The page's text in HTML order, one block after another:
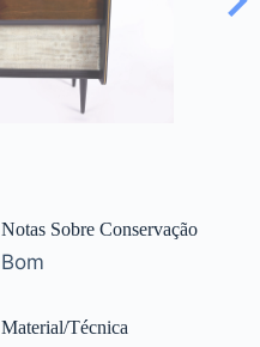
Notas Sobre Conservação
Bom
Material/Técnica